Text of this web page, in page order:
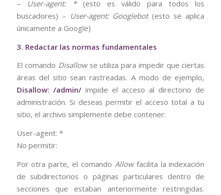
–
User-agent: *(esto es válido para todos los
buscadores) – User-agent: Googlebot(esto se aplica
únicamente a Google)
3. Redactar las normas fundamentales
El comando Disallowse utiliza para impedir que ciertas
áreas del sitio sean rastreadas. A modo de ejemplo,
Disallow: /admin/impide el acceso al directorio de
administración. Si deseas permitir el acceso total a tu
sitio, el archivo simplemente debe contener:
User-agent: *
No permitir:
Por otra parte, el comando Allowfacilita la indexación
de subdirectorios o páginas particulares dentro de
secciones que estaban anteriormente restringidas.